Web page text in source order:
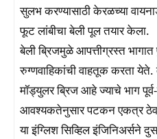
सुलभ करण्यासाठी केरळच्या
फूट लांबीचा बेली पूल तयार केला.
बेली ब्रिजमुळे आपत्तीग्रस्त
रुग्णवाहिकांची वाहतूक करता येते.
मॉड्युलर ब्रिज आहे ज्याचे भाग
आवश्यकतेनुसार पटकन एकत्र
या इंग्लिश सिव्हिल इंजिनिअर्सने